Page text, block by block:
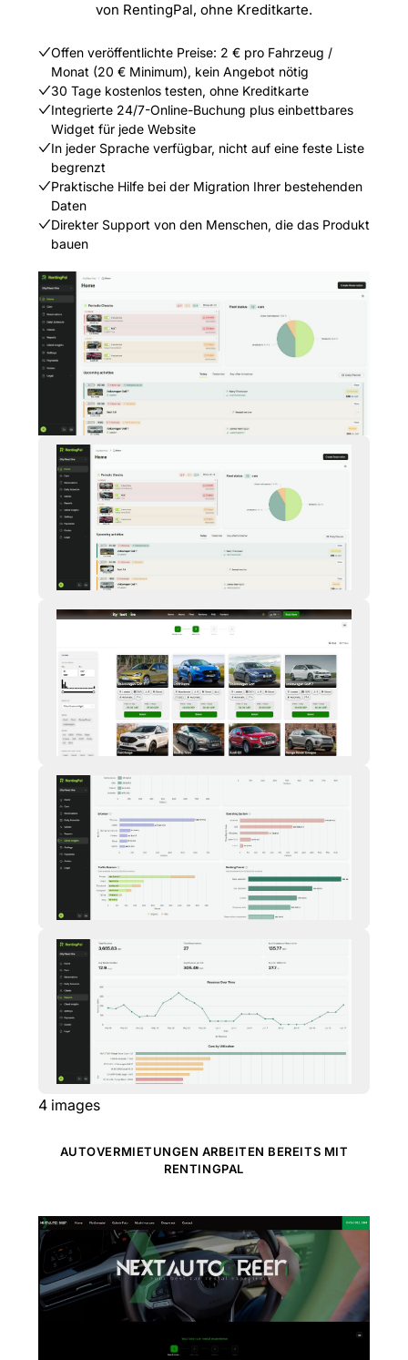
von RentingPal, ohne Kreditkarte.
Offen veröffentlichte Preise: 2 € pro Fahrzeug /
Monat (20 € Minimum), kein Angebot nötig
30 Tage kostenlos testen, ohne Kreditkarte
Integrierte 24/7-Online-Buchung plus einbettbares
Widget für jede Website
In jeder Sprache verfügbar, nicht auf eine feste Liste
begrenzt
Praktische Hilfe bei der Migration Ihrer bestehenden
Daten
Direkter Support von den Menschen, die das Produkt
bauen
4 images
AUTOVERMIETUNGEN ARBEITEN BEREITS MIT
RENTINGPAL